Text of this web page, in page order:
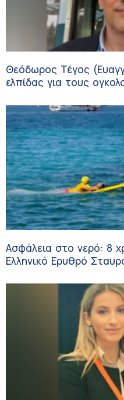
Θεόδωρος Τέγος
ελπίδας για τους
Ασφάλεια στο νερό: 8
Ελληνικό Ερυθρό